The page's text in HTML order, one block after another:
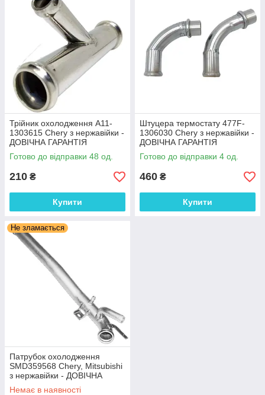
вашій моделі Chery - звʼяжіться з нами, ми обовʼязково її
виготовимо для вас!
Трійник охолодження A11-
1303615 Chery з нержавійки -
ДОВІЧНА ГАРАНТІЯ
Готово до відправки 48 од.
210 ₴
Купити
Штуцера термостату 477F-
1306030 Chery з нержавійки -
ДОВІЧНА ГАРАНТІЯ
Готово до відправки 4 од.
460 ₴
Купити
Не зламається
Патрубок охолодження
SMD359568 Chery, Mitsubishi
з нержавійки - ДОВІЧНА
ГАРАНТІЯ
Немає в наявності